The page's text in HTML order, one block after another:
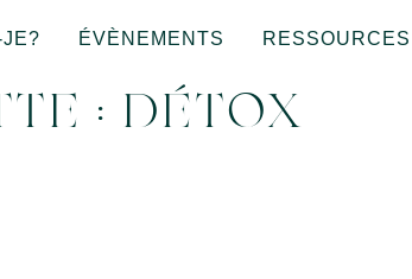
ÉVÈNEMENTS RESSOURCES
: DÉTOX